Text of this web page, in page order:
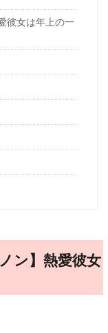
彼女は年上の一
ン】熱愛彼女